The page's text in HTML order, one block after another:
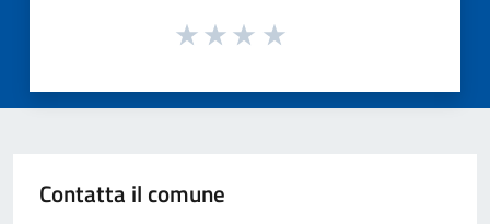
Contatta il comune